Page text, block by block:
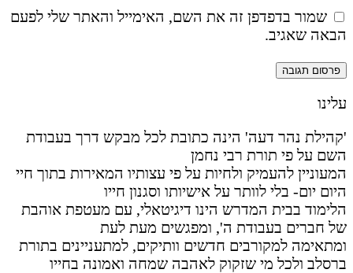
שמור בדפדפן זה את השם, האימייל והאתר שלי לפעם
הבאה שאגיב.
עלינו
'קהילת נהר דעה' הינה כתובת לכל מבקש דרך בעבודת
השם על פי תורת רבי נחמן
המעוניין להעמיק ולחיות על פי עצותיו המאירות בתוך חיי
היום יום- בלי לוותר על אישיותו וסגנון חייו
הלימוד בבית המדרש הינו דיגיטאלי, עם מעטפת אוהבת
של חברים בעבודת ה', ומפגשים מעת לעת
ומתאימה למקורבים חדשים וותיקים, למתעניינים בתורת
ברסלב ולכל מי שזקוק לאהבה שמחה ואמונה בחייו